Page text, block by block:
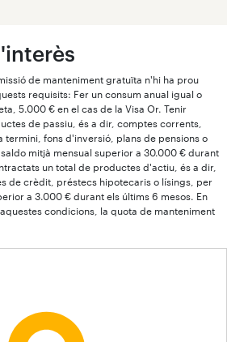
de manteniment gratuïta n'hi ha prou
requisits: Fer un consum anual igual o
5.000 € en el cas de la Visa Or. Tenir
de passiu, és a dir, comptes corrents,
termini, fons d'inversió, plans de pensions o
mitjà mensual superior a 30.000 € durant
un total de productes d'actiu, és a dir,
de crèdit, préstecs hipotecaris o lísings, per
a 3.000 € durant els últims 6 mesos. En
condicions, la quota de manteniment